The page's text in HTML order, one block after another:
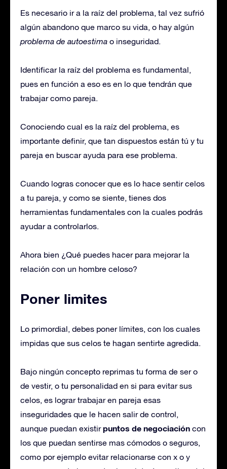
Es necesario ir a la raíz del problema, tal vez sufrió
algún abandono que marco su vida, o hay algún
problema de autoestima o inseguridad.
Identificar la raíz del problema es fundamental,
pues en función a eso es en lo que tendrán que
trabajar como pareja.
Conociendo cual es la raíz del problema, es
importante definir, que tan dispuestos están tú y tu
pareja en buscar ayuda para ese problema.
Cuando logras conocer que es lo hace sentir celos
a tu pareja, y como se siente, tienes dos
herramientas fundamentales con la cuales podrás
ayudar a controlarlos.
Ahora bien ¿Qué puedes hacer para mejorar la
relación con un hombre celoso?
Poner limites
Lo primordial, debes poner límites, con los cuales
impidas que sus celos te hagan sentirte agredida.
Bajo ningún concepto reprimas tu forma de ser o
de vestir, o tu personalidad en si para evitar sus
celos, es lograr trabajar en pareja esas
inseguridades que le hacen salir de control,
aunque puedan existirpuntos de negociación con
los que puedan sentirse mas cómodos o seguros,
como por ejemplo evitar relacionarse con x o y